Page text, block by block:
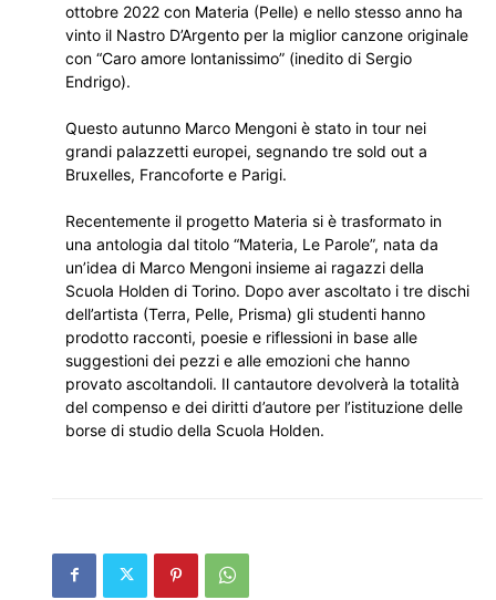
ottobre 2022 con Materia (Pelle) e nello stesso anno ha
vinto il Nastro D’Argento per la miglior canzone originale
con “Caro amore lontanissimo” (inedito di Sergio
Endrigo).
Questo autunno Marco Mengoni è stato in tour nei
grandi palazzetti europei, segnando tre sold out a
Bruxelles, Francoforte e Parigi.
Recentemente il progetto Materia si è trasformato in
una antologia dal titolo “Materia, Le Parole”, nata da
un’idea di Marco Mengoni insieme ai ragazzi della
Scuola Holden di Torino. Dopo aver ascoltato i tre dischi
dell’artista (Terra, Pelle, Prisma) gli studenti hanno
prodotto racconti, poesie e riflessioni in base alle
suggestioni dei pezzi e alle emozioni che hanno
provato ascoltandoli. Il cantautore devolverà la totalità
del compenso e dei diritti d’autore per l’istituzione delle
borse di studio della Scuola Holden.